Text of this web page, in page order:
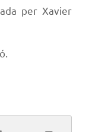
per Xavier
.